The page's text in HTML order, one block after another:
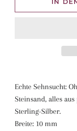
IN
Echte Sehnsucht:
Steinsand, alles
Sterling-Silber.
Breite: 10 mm